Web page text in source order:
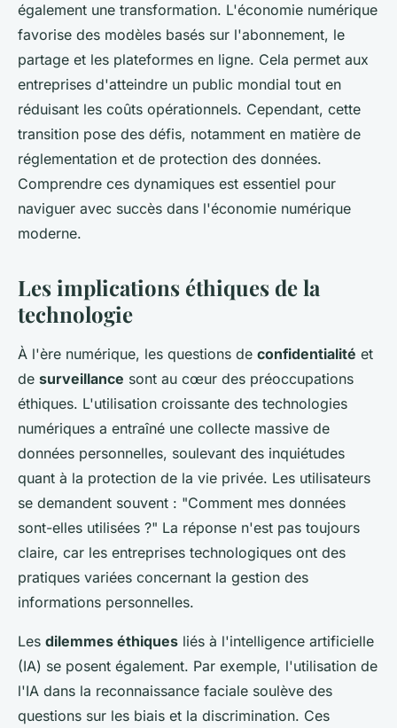
également une transformation. L'économie numérique
favorise des modèles basés sur l'abonnement, le
partage et les plateformes en ligne. Cela permet aux
entreprises d'atteindre un public mondial tout en
réduisant les coûts opérationnels. Cependant, cette
transition pose des défis, notamment en matière de
réglementation et de protection des données.
Comprendre ces dynamiques est essentiel pour
naviguer avec succès dans l'économie numérique
moderne.
Les implications éthiques de la
technologie
À l'ère numérique, les questions de confidentialité et
de surveillance sont au cœur des préoccupations
éthiques. L'utilisation croissante des technologies
numériques a entraîné une collecte massive de
données personnelles, soulevant des inquiétudes
quant à la protection de la vie privée. Les utilisateurs
se demandent souvent : "Comment mes données
sont-elles utilisées ?" La réponse n'est pas toujours
claire, car les entreprises technologiques ont des
pratiques variées concernant la gestion des
informations personnelles.
Les dilemmes éthiques liés à l'intelligence artificielle
(IA) se posent également. Par exemple, l'utilisation de
l'IA dans la reconnaissance faciale soulève des
questions sur les biais et la discrimination. Ces